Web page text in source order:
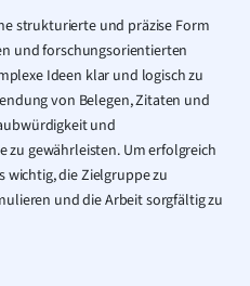
strukturierte und präzise Form
und forschungsorientierten
Ideen klar und logisch zu
von Belegen, Zitaten und
und
zu gewährleisten. Um erfolgreich
wichtig, die Zielgruppe zu
und die Arbeit sorgfältig zu